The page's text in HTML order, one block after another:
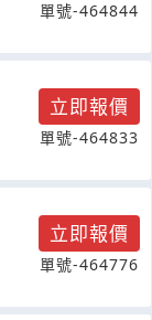
單號-464844
立即報價
單號-464833
立即報價
單號-464776